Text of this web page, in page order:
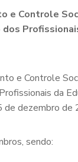
e Controle
e Controle
da
de dezembro de
sendo: